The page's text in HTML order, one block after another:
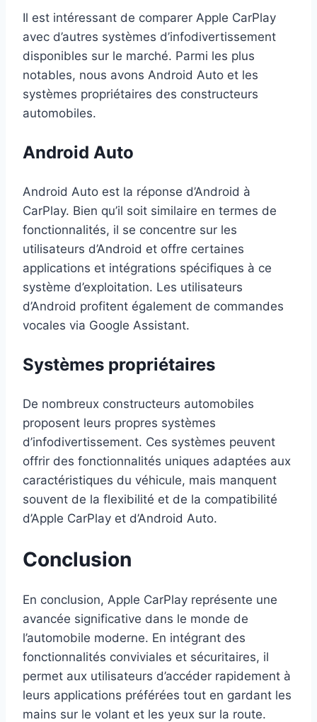
Il est intéressant de comparer Apple CarPlay
avec d’autres systèmes d’infodivertissement
disponibles sur le marché. Parmi les plus
notables, nous avons Android Auto et les
systèmes propriétaires des constructeurs
automobiles.
Android Auto
Android Auto est la réponse d’Android à
CarPlay. Bien qu’il soit similaire en termes de
fonctionnalités, il se concentre sur les
utilisateurs d’Android et offre certaines
applications et intégrations spécifiques à ce
système d’exploitation. Les utilisateurs
d’Android profitent également de commandes
vocales via Google Assistant.
Systèmes propriétaires
De nombreux constructeurs automobiles
proposent leurs propres systèmes
d’infodivertissement. Ces systèmes peuvent
offrir des fonctionnalités uniques adaptées aux
caractéristiques du véhicule, mais manquent
souvent de la flexibilité et de la compatibilité
d’Apple CarPlay et d’Android Auto.
Conclusion
En conclusion, Apple CarPlay représente une
avancée significative dans le monde de
l’automobile moderne. En intégrant des
fonctionnalités conviviales et sécuritaires, il
permet aux utilisateurs d’accéder rapidement à
leurs applications préférées tout en gardant les
mains sur le volant et les yeux sur la route.